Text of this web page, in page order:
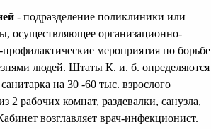
- подразделение поликлиники или
осуществляющее организационно-
мероприятия по борьбе
людей. Штаты К. и. б. определяются
на 30 -60 тыс. взрослого
2 рабочих комнат, раздевалки, санузла,
возглавляет врач-инфекционист.